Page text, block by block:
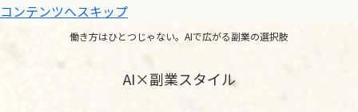
コンテンツへスキップ
働き方はひとつじゃない。AIで広がる副業の選択肢
AI×副業スタイル